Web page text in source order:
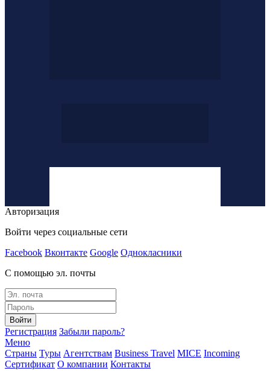
Авторизация
Войти через социальные сети
Facebook Вконтакте Google Однокласники
С помощью эл. почты
Войти
Регистрация Забыли пароль?
Меню
Страны Туры Агентствам Business Travel MICE Incoming
Сертификат О компании Контакты